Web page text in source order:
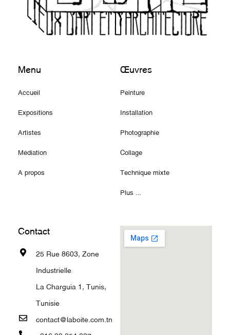
Menu
Accueil
Expositions
Artistes
Médiation
A propos
Œuvres
Peinture
Installation
Photographie
Collage
Technique mixte
Plus ...
Contact
25 Rue 8603, Zone
Industrielle
La Charguia 1, Tunis,
Tunisie
contact@laboite.com.tn